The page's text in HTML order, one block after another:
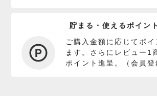
貯まる・使えるポイント
ご購入金額に応じてポイ
ます。さらにレビュー1
ポイント進呈。（会員登